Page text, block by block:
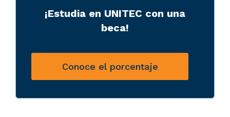
¡Estudia en UNITEC con una
beca!
Conoce el porcentaje